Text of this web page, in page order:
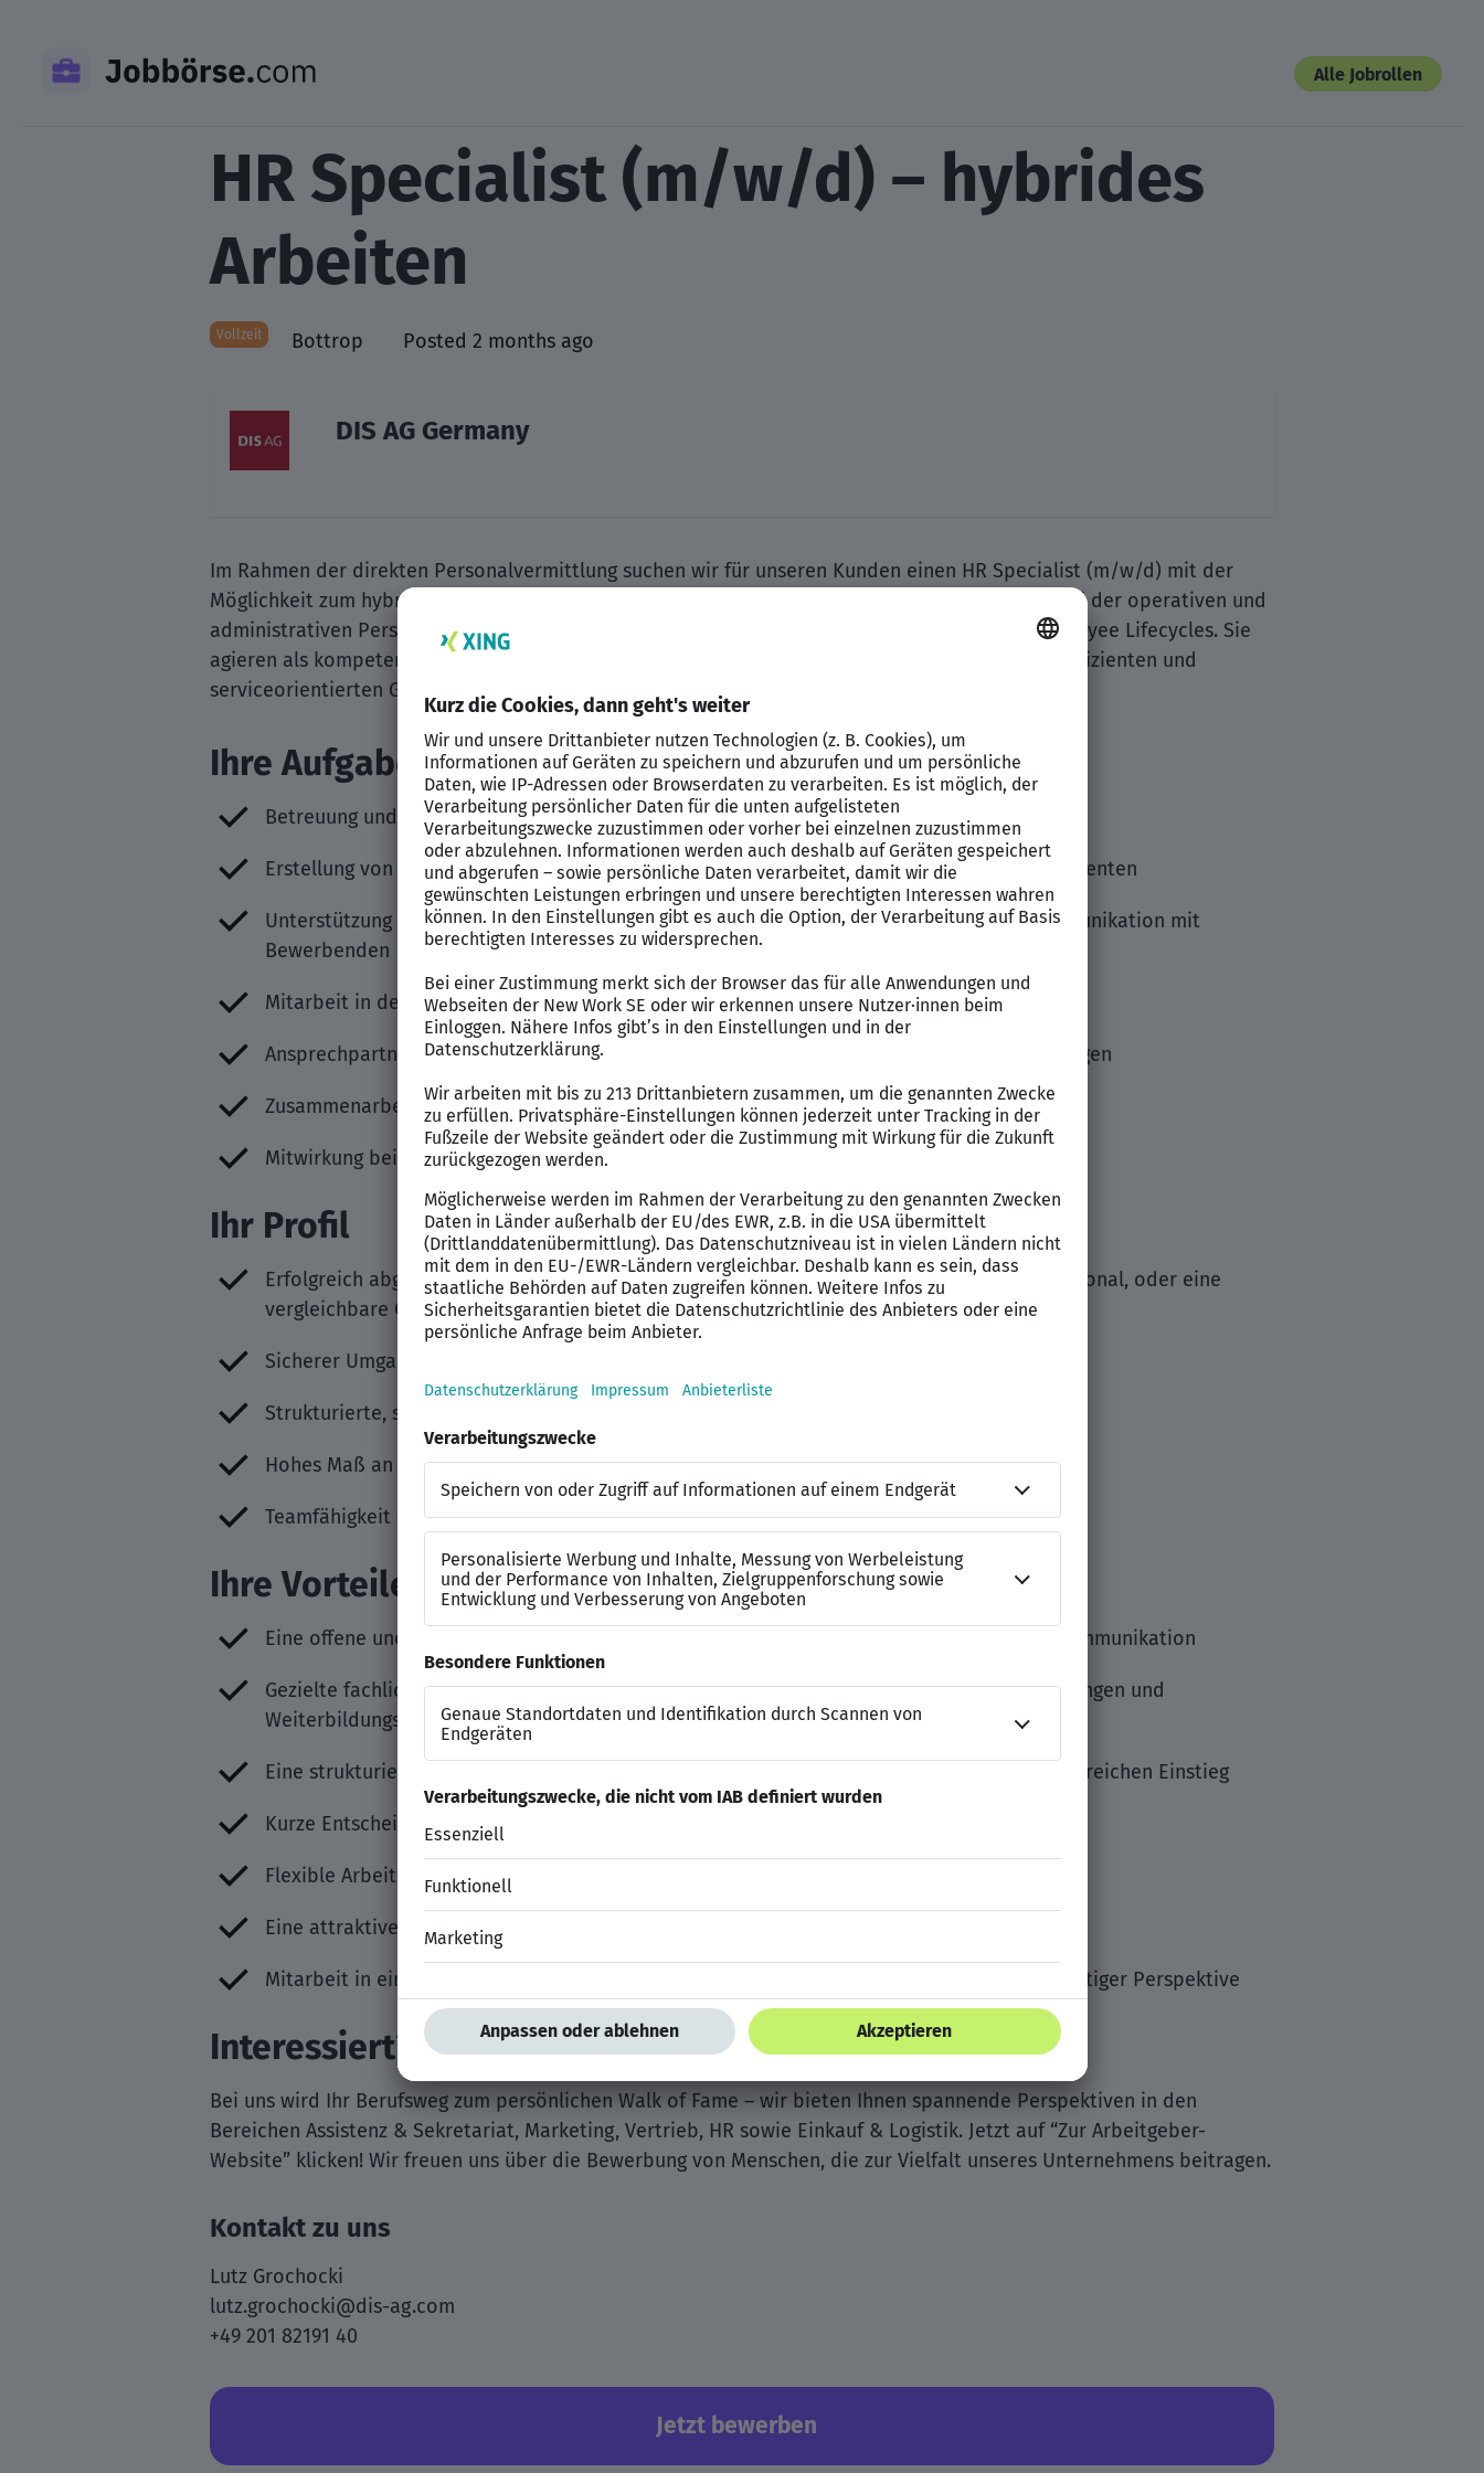
Alle Jobrollen
HR Specialist (m/w/d) – hybrides
Arbeiten
Vollzeit Bottrop Posted 2 months ago
DIS AG Germany
Im Rahmen der direkten Personalvermittlung suchen wir für unseren Kunden einen HR Specialist (m/w/d) mit der
Möglichkeit zum hybriden Arbeiten. In dieser Position unterstützen Sie die Personalabteilung bei der operativen und
administrativen Personalarbeit und begleiten zentrale HR-Prozesse entlang des gesamten Employee Lifecycles. Sie
agieren als kompetente Ansprechperson für Mitarbeitende und Führungskräfte und tragen zur effizienten und
serviceorientierten Gestaltung der HR-Prozesse bei.
Ihre Aufgaben
Betreuung und Bearbeitung personaladministrativer Vorgänge vom Eintritt bis zum Austritt
Erstellung von Arbeitsverträgen, Bescheinigungen und weiteren personalrelevanten Dokumenten
Unterstützung im Recruiting-Prozess, insbesondere bei der Terminorganisation und Kommunikation mit
Bewerbenden
Mitarbeit in der vorbereitenden Lohn- und Gehaltsabrechnung
Ansprechpartner für Mitarbeitende und Führungskräfte in personalrelevanten Fragestellungen
Zusammenarbeit mit externen Partnern wie Krankenkassen, Behörden und Dienstleistern
Mitwirkung bei HR-Projekten sowie der Optimierung von Prozessen im Personalbereich
Ihr Profil
Erfolgreich abgeschlossene kaufmännische Ausbildung, idealerweise mit Schwerpunkt Personal, oder eine
vergleichbare Qualifikation
Sicherer Umgang mit MS Office sowie idealerweise Erfahrung mit HR-Software
Strukturierte, sorgfältige und diskrete Arbeitsweise
Hohes Maß an Kommunikationsfähigkeit und Serviceorientierung
Teamfähigkeit sowie ein professionelles Auftreten
Ihre Vorteile
Eine offene und wertschätzende Unternehmenskultur mit direkter und unkomplizierter Kommunikation
Gezielte fachliche und persönliche Weiterentwicklung durch ein breites Angebot an Schulungen und
Weiterbildungsmaßnahmen
Eine strukturierte und sorgfältige Einarbeitung mit persönlicher Begleitung für einen erfolgreichen Einstieg
Kurze Entscheidungswege sowie ein hohes Maß an Eigenverantwortung im Tagesgeschäft
Flexible Arbeitszeiten und die Möglichkeit zu mobilem Arbeiten
Eine attraktive und leistungsgerechte Vergütung sowie zusätzliche Sozialleistungen
Mitarbeit in einem stabilen, international ausgerichteten Unternehmensumfeld mit langfristiger Perspektive
Interessiert?
Bei uns wird Ihr Berufsweg zum persönlichen Walk of Fame – wir bieten Ihnen spannende Perspektiven in den
Bereichen Assistenz & Sekretariat, Marketing, Vertrieb, HR sowie Einkauf & Logistik. Jetzt auf “Zur Arbeitgeber-
Website” klicken! Wir freuen uns über die Bewerbung von Menschen, die zur Vielfalt unseres Unternehmens beitragen.
Kontakt zu uns
Lutz Grochocki
lutz.grochocki@dis-ag.com
+49 201 82191 40
Jetzt bewerben